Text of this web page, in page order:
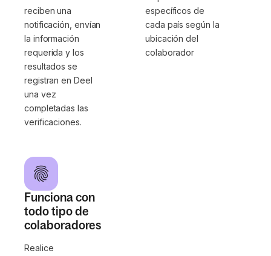
reciben una
notificación, envían
la información
requerida y los
resultados se
registran en Deel
una vez
completadas las
verificaciones.
específicos de
cada país según la
ubicación del
colaborador
Funciona con
todo tipo de
colaboradores
Realice